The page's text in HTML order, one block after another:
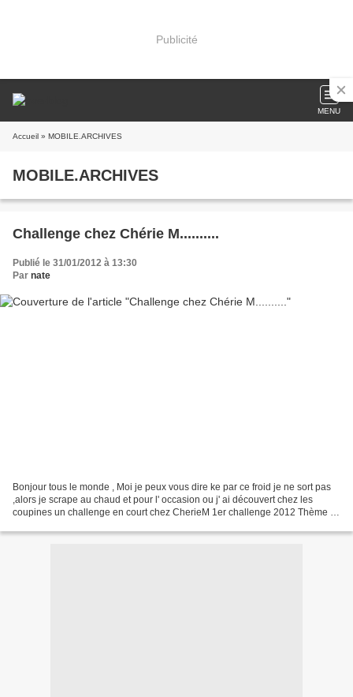
Publicité
MENU
Accueil » MOBILE.ARCHIVES
MOBILE.ARCHIVES
Challenge chez Chérie M..........
Publié le 31/01/2012 à 13:30
Par nate
Bonjour tous le monde , Moi je peux vous dire ke par ce froid je ne sort pas
,alors je scrape au chaud et pour l' occasion ou j' ai découvert chez les
coupines un challenge en court chez CherieM 1er challenge 2012 Thème : «